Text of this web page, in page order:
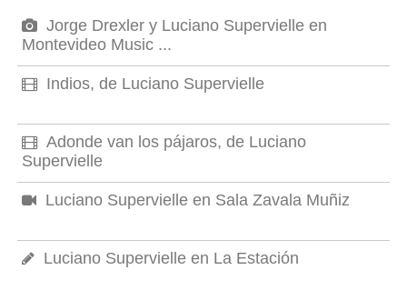
Jorge Drexler y Luciano Supervielle en
Montevideo Music ...
Indios, de Luciano Supervielle
Adonde van los pájaros, de Luciano
Supervielle
Luciano Supervielle en Sala Zavala Muñiz
Luciano Supervielle en La Estación